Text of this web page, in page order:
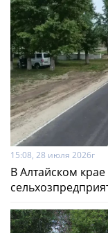
15:08, 28 июля 2026г
В Алтайском